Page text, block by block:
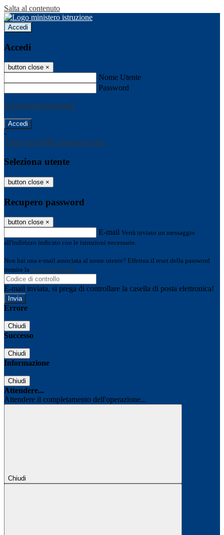
Salta al contenuto
Accedi
Accedi
button close ×
Nome Utente
Password
Password dimenticata?
-
Entra con SPID Entra con CIE
Seleziona utente
button close ×
Recupero password
button close ×
E-mail Verrà inviato un messaggio
all'indirizzo indicato con le istruzioni necessarie.
Non hai una e-mail associata al nome utente? Effettua il reset della password
tramite la Login Spaggiari
E-mail inviata, si prega di controllare la casella di posta elettronica!
Errore
Chiudi
Successo
Chiudi
Informazione
Chiudi
Attendere...
Attendere il completamento dell'operazione...
Chiudi